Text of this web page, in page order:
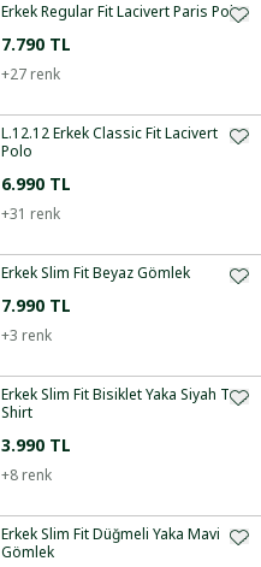
Erkek Regular Fit Lacivert Paris Polo
7.790 TL
+27 renk
L.12.12 Erkek Classic Fit Lacivert
Polo
6.990 TL
+31 renk
Erkek Slim Fit Beyaz Gömlek
7.990 TL
+3 renk
Erkek Slim Fit Bisiklet Yaka Siyah T-
Shirt
3.990 TL
+8 renk
Erkek Slim Fit Düğmeli Yaka Mavi
Gömlek